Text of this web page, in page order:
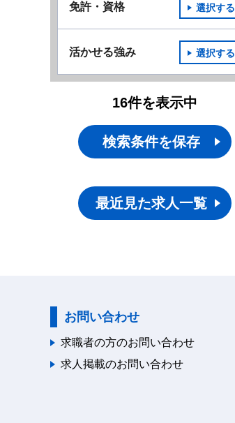
免許・資格 選択する
活かせる強み 選択する
16件を表示中
検索条件を保存
最近見た求人一覧
お問い合わせ
求職者の方のお問い合わせ
求人掲載のお問い合わせ